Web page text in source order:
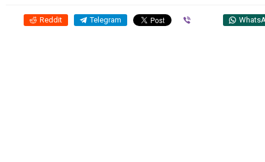
Reddit Telegram